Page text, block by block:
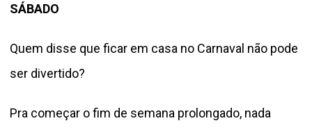
SÁBADO
Quem disse que ficar em casa no Carnaval não pode
ser divertido?
Pra começar o fim de semana prolongado, nada